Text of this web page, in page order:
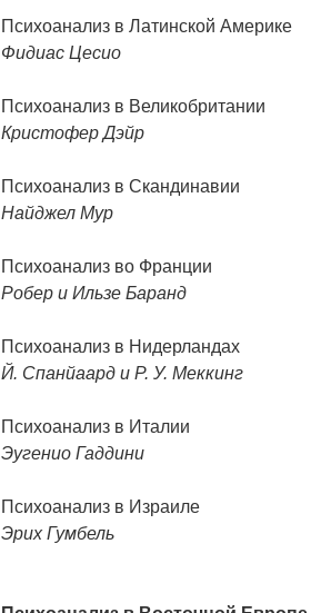
Психоанализ в Латинской Америке
Фидиас Цесио
Психоанализ в Великобритании
Кристофер Дэйр
Психоанализ в Скандинавии
Найджел Мур
Психоанализ во Франции
Робер и Ильзе Баранд
Психоанализ в Нидерландах
Й. Спанйаард и Р. У. Меккинг
Психоанализ в Италии
Эугенио Гаддини
Психоанализ в Израиле
Эрих Гумбель